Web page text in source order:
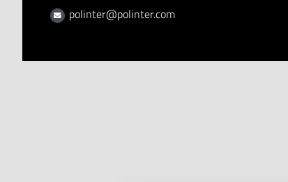
polinter@polinter.com